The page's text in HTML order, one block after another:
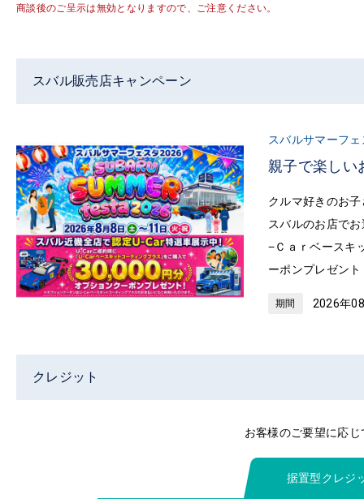
商談後のご呈示は無効となりますので、ご注意ください。
スバル販売店キャンペーン
スバルサマーフ
親子で楽しい
クルマ好きのお
スバルのお店で
−Ｃａｒベースキ
ーポンプレゼント
期間 2026年
クレジット
お客様のご要望に応
据置型クレジ